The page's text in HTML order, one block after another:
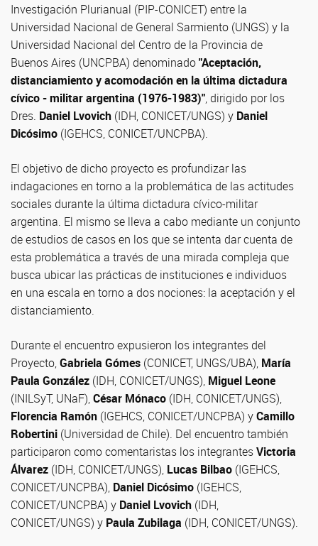
Investigación Plurianual (PIP-CONICET) entre la
Universidad Nacional de General Sarmiento (UNGS) y la
Universidad Nacional del Centro de la Provincia de
Buenos Aires (UNCPBA) denominado"Aceptación,
distanciamiento y acomodación en la última dictadura
cívico - militar argentina (1976-1983)", dirigido por los
Dres. Daniel Lvovich (IDH, CONICET/UNGS) y Daniel
Dicósimo (IGEHCS, CONICET/UNCPBA).
El objetivo de dicho proyecto es profundizar las
indagaciones en torno a la problemática de las actitudes
sociales durante la última dictadura cívico-militar
argentina. El mismo se lleva a cabo mediante un conjunto
de estudios de casos en los que se intenta dar cuenta de
esta problemática a través de una mirada compleja que
busca ubicar las prácticas de instituciones e individuos
en una escala en torno a dos nociones: la aceptación y el
distanciamiento.
Durante el encuentro expusieron los integrantes del
Proyecto,Gabriela Gómes (CONICET, UNGS/UBA), María
Paula González (IDH, CONICET/UNGS), Miguel Leone
(INILSyT, UNaF),César Mónaco (IDH, CONICET/UNGS),
Florencia Ramón (IGEHCS, CONICET/UNCPBA) yCamillo
Robertini (Universidad de Chile). Del encuentro también
participaron como comentaristas los integrantesVictoria
Álvarez (IDH, CONICET/UNGS), Lucas Bilbao (IGEHCS,
CONICET/UNCPBA), Daniel Dicósimo (IGEHCS,
CONICET/UNCPBA) y Daniel Lvovich (IDH,
CONICET/UNGS) y Paula Zubilaga (IDH, CONICET/UNGS).